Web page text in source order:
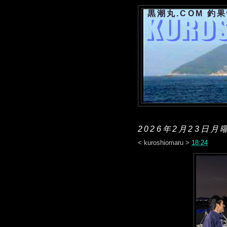
黒潮丸.COM 釣
2026年2月23日月
< kuroshiomaru > 18:24